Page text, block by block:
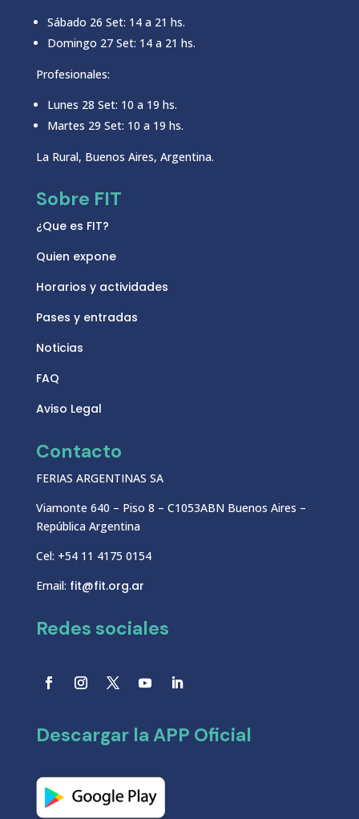
Sábado 26 Set: 14 a 21 hs.
Domingo 27 Set: 14 a 21 hs.
Profesionales:
Lunes 28 Set: 10 a 19 hs.
Martes 29 Set: 10 a 19 hs.
La Rural, Buenos Aires, Argentina.
Sobre FIT
¿Que es FIT?
Quien expone
Horarios y actividades
Pases y entradas
Noticias
FAQ
Aviso Legal
Contacto
FERIAS ARGENTINAS SA
Viamonte 640 – Piso 8 – C1053ABN Buenos Aires –
República Argentina
Cel: +54 11 4175 0154
Email: fit@fit.org.ar
Redes sociales
Descargar la APP Oficial